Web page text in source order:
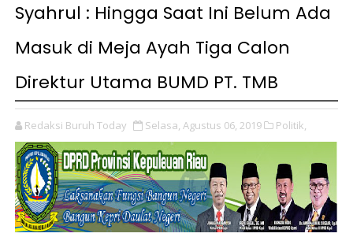
Syahrul : Hingga Saat Ini Belum Ada
Masuk di Meja Ayah Tiga Calon
Direktur Utama BUMD PT. TMB
Redaksi Buruh Today Selasa, Agustus 06, 2019 Politik,